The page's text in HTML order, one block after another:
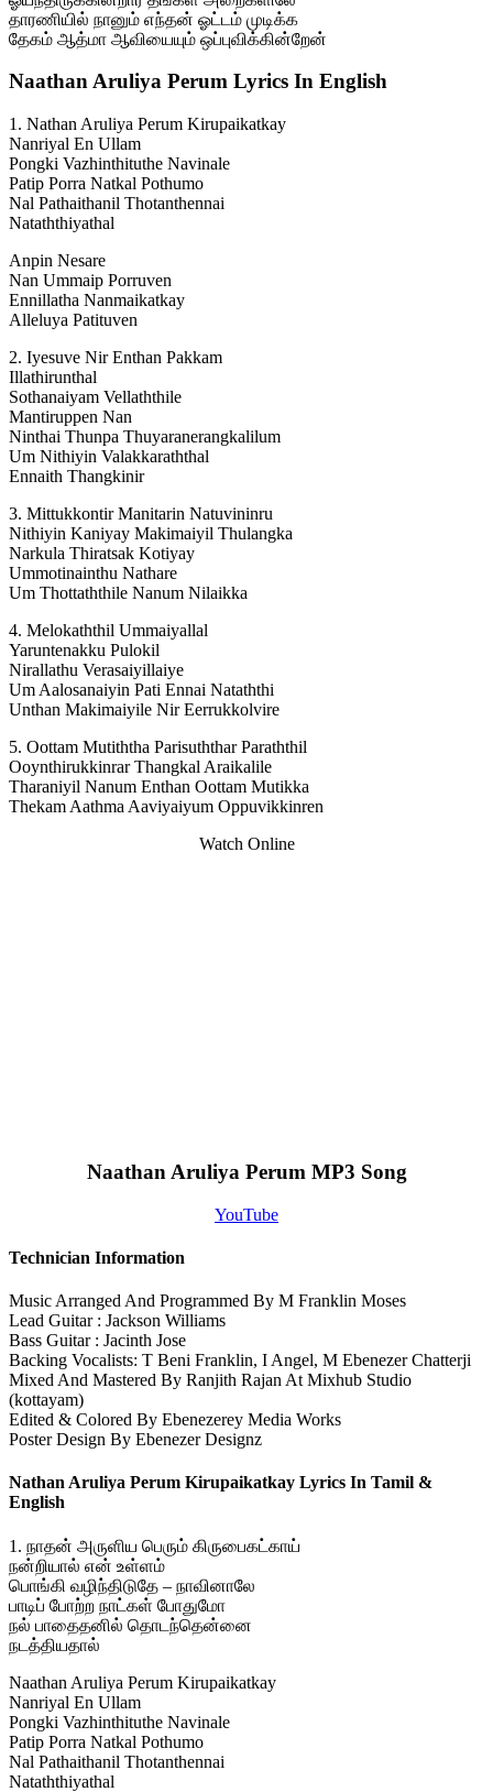
தாரணியில் நானும் எந்தன் ஓட்டம் முடிக்க
தேகம் ஆத்மா ஆவியையும் ஒப்புவிக்கின்றேன்
Naathan Aruliya Perum Lyrics In English
1. Nathan Aruliya Perum Kirupaikatkay
Nanriyal En Ullam
Pongki Vazhinthituthe Navinale
Patip Porra Natkal Pothumo
Nal Pathaithanil Thotanthennai
Nataththiyathal
Anpin Nesare
Nan Ummaip Porruven
Ennillatha Nanmaikatkay
Alleluya Patituven
2. Iyesuve Nir Enthan Pakkam
Illathirunthal
Sothanaiyam Vellaththile
Mantiruppen Nan
Ninthai Thunpa Thuyaranerangkalilum
Um Nithiyin Valakkaraththal
Ennaith Thangkinir
3. Mittukkontir Manitarin Natuvininru
Nithiyin Kaniyay Makimaiyil Thulangka
Narkula Thiratsak Kotiyay
Ummotinainthu Nathare
Um Thottaththile Nanum Nilaikka
4. Melokaththil Ummaiyallal
Yaruntenakku Pulokil
Nirallathu Verasaiyillaiye
Um Aalosanaiyin Pati Ennai Nataththi
Unthan Makimaiyile Nir Eerrukkolvire
5. Oottam Mutiththa Parisuththar Paraththil
Ooynthirukkinrar Thangkal Araikalile
Tharaniyil Nanum Enthan Oottam Mutikka
Thekam Aathma Aaviyaiyum Oppuvikkinren
Watch Online
Naathan Aruliya Perum MP3 Song
YouTube
Technician Information
Music Arranged And Programmed By M Franklin Moses
Lead Guitar : Jackson Williams
Bass Guitar : Jacinth Jose
Backing Vocalists: T Beni Franklin, I Angel, M Ebenezer Chatterji
Mixed And Mastered By Ranjith Rajan At Mixhub Studio
(kottayam)
Edited & Colored By Ebenezerey Media Works
Poster Design By Ebenezer Designz
Nathan Aruliya Perum Kirupaikatkay Lyrics In Tamil &
English
1. நாதன் அருளிய பெரும் கிருபைகட்காய்
நன்றியால் என் உள்ளம்
பொங்கி வழிந்திடுதே – நாவினாலே
பாடிப் போற்ற நாட்கள் போதுமோ
நல் பாதைதனில் தொடந்தென்னை
நடத்தியதால்
Naathan Aruliya Perum Kirupaikatkay
Nanriyal En Ullam
Pongki Vazhinthituthe Navinale
Patip Porra Natkal Pothumo
Nal Pathaithanil Thotanthennai
Nataththiyathal